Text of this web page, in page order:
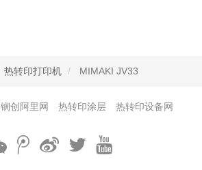
热转印打印机 MIMAKI JV33
锎创阿里网 热转印涂层 热转印设备网